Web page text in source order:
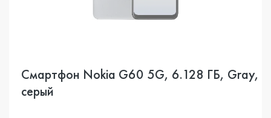
Смартфон Nokia G60 5G, 6.128 ГБ, Gray,
серый